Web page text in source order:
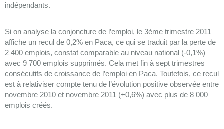
indépendants.
Si on analyse la conjoncture de l’emploi, le 3ème trimestre 2011
affiche un recul de 0,2% en Paca, ce qui se traduit par la perte de
2 400 emplois, constat comparable au niveau national (-0,1%)
avec 9 700 emplois supprimés. Cela met fin à sept trimestres
consécutifs de croissance de l’emploi en Paca. Toutefois, ce recul
est à relativiser compte tenu de l’évolution positive observée entre
novembre 2010 et novembre 2011 (+0,6%) avec plus de 8 000
emplois créés.